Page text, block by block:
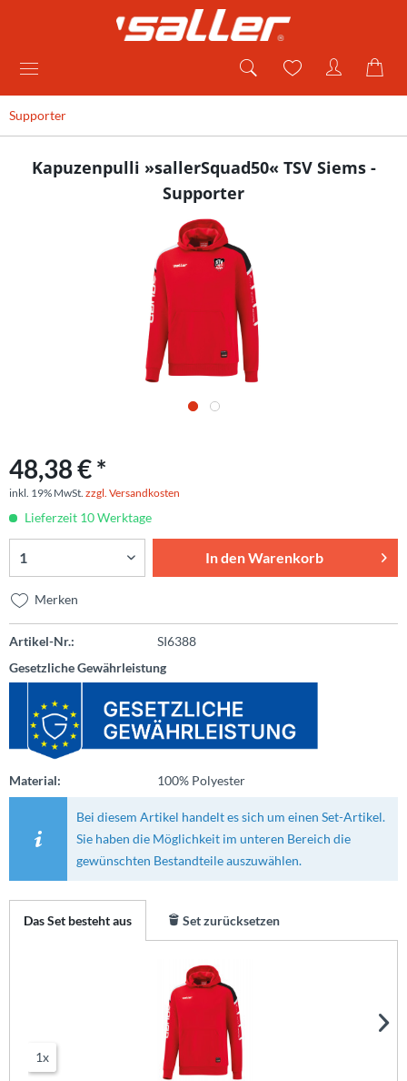
Supporter
Kapuzenpulli »sallerSquad50« TSV Siems -
Supporter
48,38 € *
inkl. 19% MwSt. zzgl. Versandkosten
Lieferzeit 10 Werktage
In denWarenkorb
Merken
Artikel-Nr.:
SI6388
Gesetzliche Gewährleistung
Material: 100% Polyester
Bei diesem Artikel handelt es sich um einen Set-Artikel.
Sie haben die Möglichkeit im unteren Bereich die
gewünschten Bestandteile auszuwählen.
Das Set besteht aus Set zurücksetzen
1x